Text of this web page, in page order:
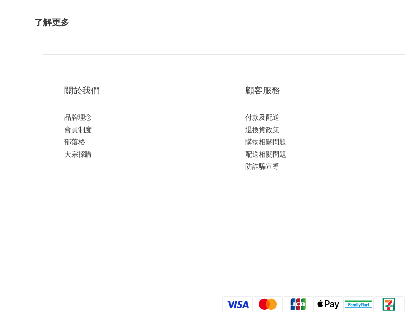
了解更多
關於我們
品牌理念
會員制度
部落格
大宗採購
顧客服務
付款及配送
退換貨政策
購物相關問題
配送相關問題
防詐騙宣導